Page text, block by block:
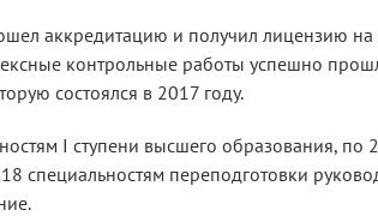
аккредитацию и получил лицензию на
контрольные работы успешно
состоялся в 2017 году.
I ступени высшего образования, по
специальностям переподготовки